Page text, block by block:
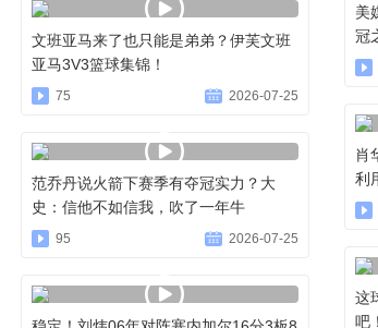
文班亚马来了也只能是弟弟？伊芙文班
亚马3V3篮球集锦！
75 2026-07-25
范乔丹说火箭下赛季有夺冠实力？大
史：信他不如信我，吹了一年牛
95 2026-07-25
美
冠
肖
利
这
吧！